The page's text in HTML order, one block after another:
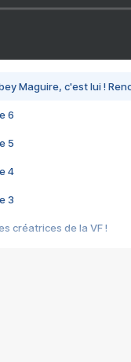
Maguire, c'est lui !
6
5
4
3
créatrices de la VF !